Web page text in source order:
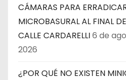
CÁMARAS PARA
MICROBASURAL AL FINAL DE
CALLE CARDARELLI6 de
2026
¿POR QUÉ NO EXISTEN